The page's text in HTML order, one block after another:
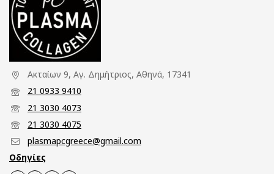
Ακταίων 9, Αγ. Δημήτριος, Αθηνά, 17341
21 0933 9410
21 3030 4073
21 3030 4075
plasmapcgreece@gmail.com
Οδηγίες